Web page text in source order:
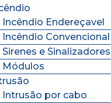
Incêndio Endereçavel
Incêndio Convencional
Sirenes e Sinalizadores
Módulos
Intrusão por cabo